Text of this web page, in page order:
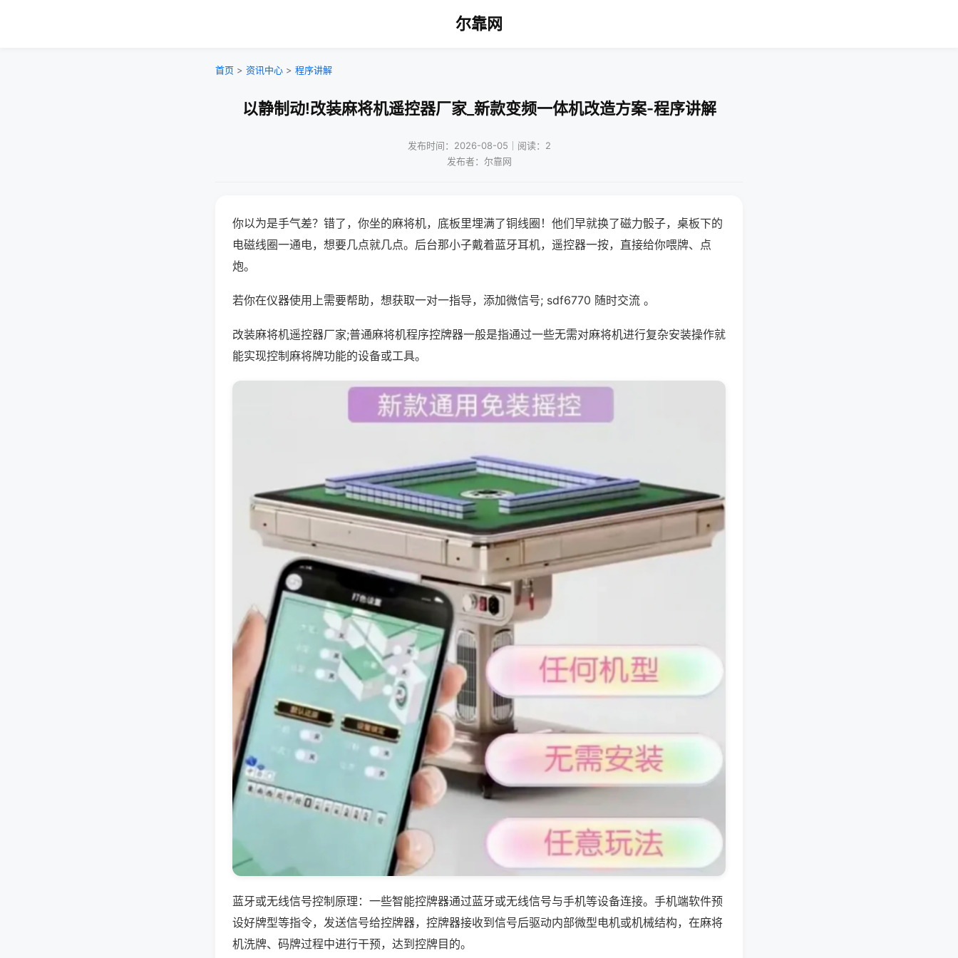
尔靠网
首页 > 资讯中心 > 程序讲解
以静制动!改装麻将机遥控器厂家_新款变频一体机改造方案-程序讲解
发布时间：2026-08-05｜阅读：2
发布者：尔靠网
你以为是手气差？错了，你坐的麻将机，底板里埋满了铜线圈！他们早就换了磁力骰子，桌板下的
电磁线圈一通电，想要几点就几点。后台那小子戴着蓝牙耳机，遥控器一按，直接给你喂牌、点
炮。
若你在仪器使用上需要帮助，想获取一对一指导，添加微信号; sdf6770 随时交流 。
改装麻将机遥控器厂家;普通麻将机程序控牌器一般是指通过一些无需对麻将机进行复杂安装操作就
能实现控制麻将牌功能的设备或工具。
蓝牙或无线信号控制原理：一些智能控牌器通过蓝牙或无线信号与手机等设备连接。手机端软件预
设好牌型等指令，发送信号给控牌器，控牌器接收到信号后驱动内部微型电机或机械结构，在麻将
机洗牌、码牌过程中进行干预，达到控牌目的。